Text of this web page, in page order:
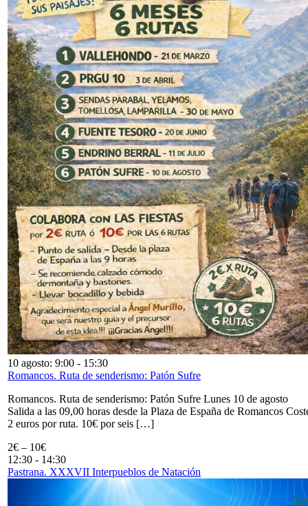
10 agosto: 9:00 - 15:30
Romancos. Ruta de senderismo: Patón Sufre
Romancos. Ruta de senderismo: Patón Sufre Lunes 10 de agosto
Salida a las 09,00 horas desde la Plaza de España de Romancos
2 euros por ruta. 10€ por seis […]
2€ – 10€
12:30 - 14:30
Pastrana. XXXVII Interpueblos de Natación